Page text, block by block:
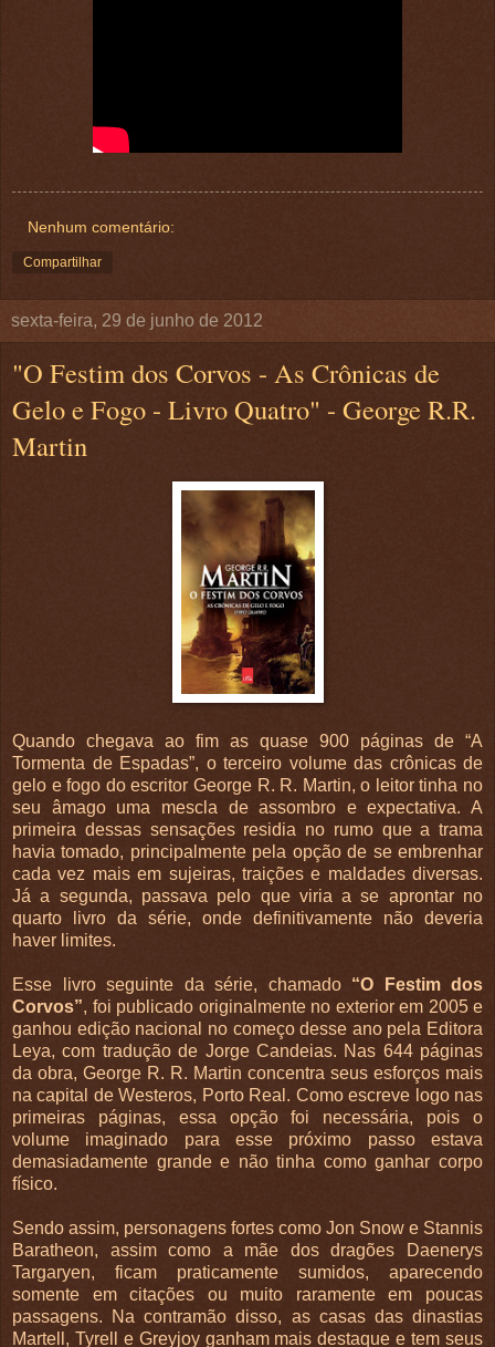
Nenhum comentário:
Compartilhar
sexta-feira, 29 de junho de 2012
"O Festim dos Corvos - As Crônicas de
Gelo e Fogo - Livro Quatro" - George R.R.
Martin
Quando chegava ao fim as quase 900 páginas de “A
Tormenta de Espadas”, o terceiro volume das crônicas de
gelo e fogo do escritor George R. R. Martin, o leitor tinha no
seu âmago uma mescla de assombro e expectativa. A
primeira dessas sensações residia no rumo que a trama
havia tomado, principalmente pela opção de se embrenhar
cada vez mais em sujeiras, traições e maldades diversas.
Já a segunda, passava pelo que viria a se aprontar no
quarto livro da série, onde definitivamente não deveria
haver limites.
Esse livro seguinte da série, chamado “O Festim dos
Corvos”, foi publicado originalmente no exterior em 2005 e
ganhou edição nacional no começo desse ano pela Editora
Leya, com tradução de Jorge Candeias. Nas 644 páginas
da obra, George R. R. Martin concentra seus esforços mais
na capital de Westeros, Porto Real. Como escreve logo nas
primeiras páginas, essa opção foi necessária, pois o
volume imaginado para esse próximo passo estava
demasiadamente grande e não tinha como ganhar corpo
físico.
Sendo assim, personagens fortes como Jon Snow e Stannis
Baratheon, assim como a mãe dos dragões Daenerys
Targaryen, ficam praticamente sumidos, aparecendo
somente em citações ou muito raramente em poucas
passagens. Na contramão disso, as casas das dinastias
Martell, Tyrell e Greyjoy ganham mais destaque e tem seus